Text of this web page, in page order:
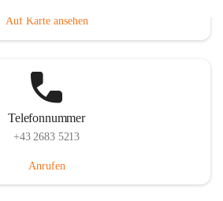
Auf Karte ansehen
Telefonnummer
+43 2683 5213
Anrufen